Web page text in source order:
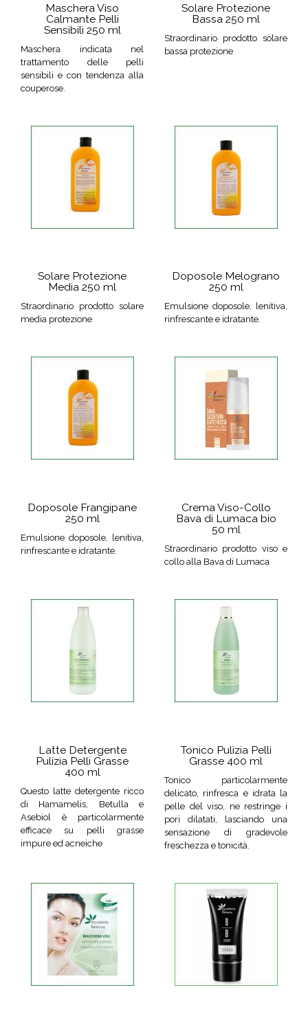
Maschera Viso
Calmante Pelli
Sensibili 250 ml
Maschera indicata nel
trattamento delle pelli
sensibili e con tendenza alla
couperose.
Solare Protezione
Bassa 250 ml
Straordinario prodotto solare
bassa protezione
Solare Protezione
Media 250 ml
Straordinario prodotto solare
media protezione
Doposole Melograno
250 ml
Emulsione doposole, lenitiva,
rinfrescante e idratante.
Doposole Frangipane
250 ml
Emulsione doposole, lenitiva,
rinfrescante e idratante.
Crema Viso-Collo
Bava di Lumaca bio
50 ml
Straordinario prodotto viso e
collo alla Bava di Lumaca
Latte Detergente
Pulizia Pelli Grasse
400 ml
Questo latte detergente ricco
di Hamamelis, Betulla e
Asebiol è particolarmente
efficace su pelli grasse
impure ed acneiche
Tonico Pulizia Pelli
Grasse 400 ml
Tonico particolarmente
delicato, rinfresca e idrata la
pelle del viso, ne restringe i
pori dilatati, lasciando una
sensazione di gradevole
freschezza e tonicità.